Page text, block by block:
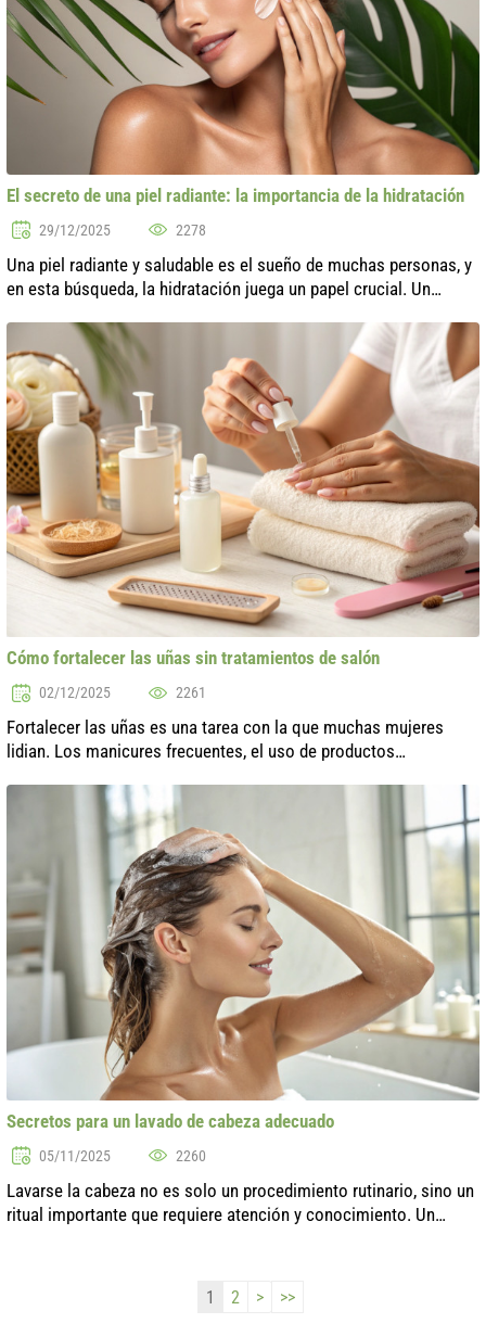
El secreto de una piel radiante: la importancia de la hidratación
29/12/2025 2278
Una piel radiante y saludable es el sueño de muchas personas, y
en esta búsqueda, la hidratación juega un papel crucial. Un
un nivel sufici...
Cómo fortalecer las uñas sin tratamientos de salón
02/12/2025 2261
Fortalecer las uñas es una tarea con la que muchas mujeres
lidian. Los manicures frecuentes, el uso de productos
llevar a que las uñas se...
Secretos para un lavado de cabeza adecuado
05/11/2025 2260
Lavarse la cabeza no es solo un procedimiento rutinario, sino un
ritual importante que requiere atención y conocimiento. Un
1 2 > >>